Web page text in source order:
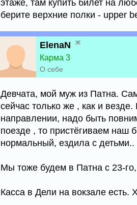
этаже, там купить билет на
берите верхние полки - upper
ElenaN ж
Карма 3
О себе
Девчата, мой муж из Патна.
сейчас только же , как и
направлении, надо быть
поезде , то пристёгиваем наш
нормальный, ездила с детьми..
Мы тоже будем в Патна с 23-
Касса в Дели на вокзале есть.